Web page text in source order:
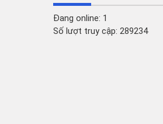
Đang online: 1
Số lượt truy cập: 289234